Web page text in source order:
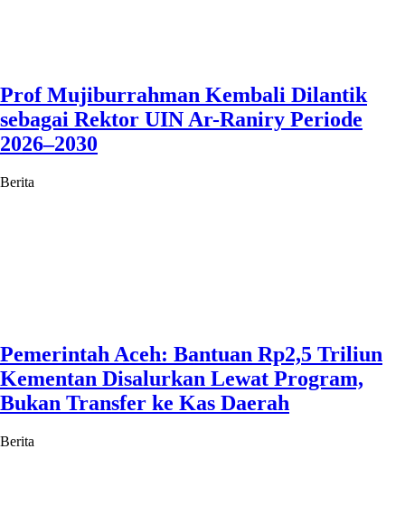
Prof Mujiburrahman Kembali Dilantik
sebagai Rektor UIN Ar-Raniry Periode
2026–2030
Berita
Pemerintah Aceh: Bantuan Rp2,5 Triliun
Kementan Disalurkan Lewat Program,
Bukan Transfer ke Kas Daerah
Berita